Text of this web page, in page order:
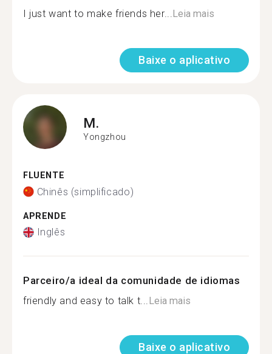
I just want to make friends her...Leia mais
Baixe o aplicativo
M.
Yongzhou
FLUENTE
Chinês (simplificado)
APRENDE
Inglês
Parceiro/a ideal da comunidade de idiomas
friendly and easy to talk t...Leia mais
Baixe o aplicativo